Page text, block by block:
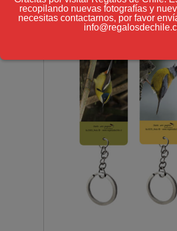
recopilando nuevas fotografías y
necesitas contactarnos, por favor
info@regalosdechile.cl